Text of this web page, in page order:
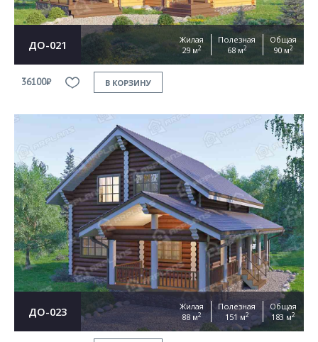
ДО-021
Жилая
29 м2
Полезная
68 м2
Общая
90 м2
36100₽ В КОРЗИНУ
ДО-023
Жилая
88 м2
Полезная
151 м2
Общая
183 м2